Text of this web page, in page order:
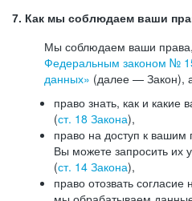
7. Как мы соблюдаем ваши
Мы соблюдаем ваши
Федеральным законом №
данных» (далее — Закон),
право знать, как и
(ст. 18 Закона),
право на доступ к
Вы можете запросить их
(ст. 14 Закона),
право отозвать согласие